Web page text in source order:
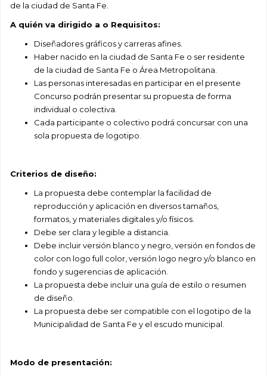
de la ciudad de Santa Fe.
A quién va dirigido a o Requisitos:
Diseñadores gráficos y carreras afines.
Haber nacido en la ciudad de Santa Fe o ser residente
de la ciudad de Santa Fe o Área Metropolitana.
Las personas interesadas en participar en el presente
Concurso podrán presentar su propuesta de forma
individual o colectiva.
Cada participante o colectivo podrá concursar con una
sola propuesta de logotipo.
Criterios de diseño:
La propuesta debe contemplar la facilidad de
reproducción y aplicación en diversos tamaños,
formatos, y materiales digitales y/o físicos.
Debe ser clara y legible a distancia.
Debe incluir versión blanco y negro, versión en fondos de
color con logo full color, versión logo negro y/o blanco en
fondo y sugerencias de aplicación.
La propuesta debe incluir una guía de estilo o resumen
de diseño.
La propuesta debe ser compatible con el logotipo de la
Municipalidad de Santa Fe y el escudo municipal.
Modo de presentación: